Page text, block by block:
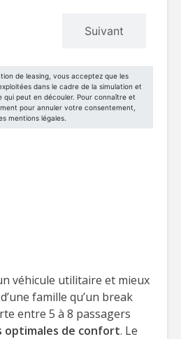
véhicule utilitaire et mieux
famille qu’un break
entre 5 à 8 passagers
optimales de confort. Le